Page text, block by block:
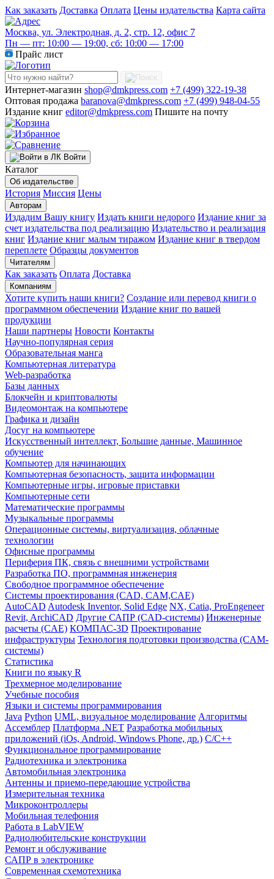
Как заказать Доставка Оплата Цены издательства Карта сайта
Москва, ул. Электродная, д. 2, стр. 12, офис 7
Пн — пт: 10:00 — 19:00, сб: 10:00 — 17:00
Прайс лист
Интернет-магазин shop@dmkpress.com +7 (499) 322-19-38
Оптовая продажа baranova@dmkpress.com +7 (499) 948-04-55
Издание книг editor@dmkpress.com Пишите на почту
Войти
Каталог
Об издательстве
История Миссия Цены
Авторам
Издадим Вашу книгу Издать книги недорого Издание книг за
счет издательства под реализацию Издательство и реализация
книг Издание книг малым тиражом Издание книг в твердом
переплете Образцы документов
Читателям
Как заказать Оплата Доставка
Компаниям
Хотите купить наши книги? Создание или перевод книги о
программном обеспечении Издание книг по вашей
продукции
Наши партнеры Новости Контакты
Научно-популярная серия
Образовательная манга
Компьютерная литература
Web-разработка
Базы данных
Блокчейн и криптовалюты
Видеомонтаж на компьютере
Графика и дизайн
Досуг на компьютере
Искусственный интеллект, Большие данные, Машинное
обучение
Компьютер для начинающих
Компьютерная безопасность, защита информации
Компьютерные игры, игровые приставки
Компьютерные сети
Математические программы
Музыкальные программы
Операционные системы, виртуализация, облачные
технологии
Офисные программы
Периферия ПК, связь с внешними устройствами
Разработка ПО, программная инженерия
Свободное программное обеспечение
Системы проектирования (CAD, CAM,CAE)
AutoCAD Autodesk Inventor, Solid Edge NX, Catia, ProEngeneer
Revit, ArchiCAD Другие САПР (CAD-системы) Инженерные
расчеты (CAE) КОМПАС-3D Проектирование
инфраструктуры Технология подготовки производства (CAM-
системы)
Статистика
Книги по языку R
Трехмерное моделирование
Учебные пособия
Языки и системы программирования
Java Python UML, визуальное моделирование Алгоритмы
Ассемблер Платформа .NET Разработка мобильных
приложений (iOs, Android, Windows Phone, др.) С/С++
Функциональное программирование
Радиотехника и электроника
Автомобильная электроника
Антенны и приемо-передающие устройства
Измерительная техника
Микроконтроллеры
Мобильная телефония
Работа в LabVIEW
Радиолюбительские конструкции
Ремонт и обслуживание
САПР в электронике
Современная схемотехника